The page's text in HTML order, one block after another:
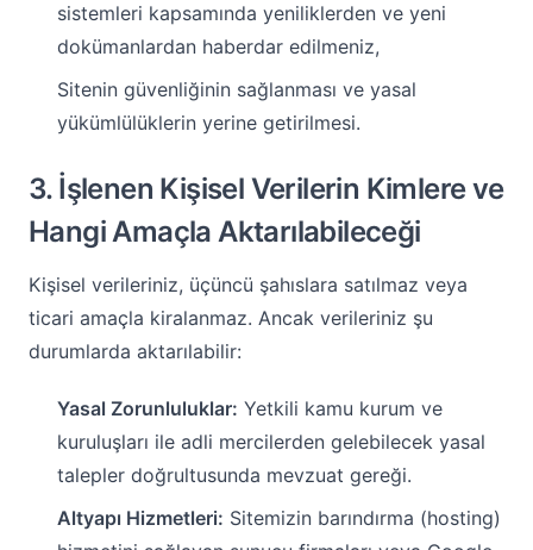
sistemleri kapsamında yeniliklerden ve yeni
dokümanlardan haberdar edilmeniz,
Sitenin güvenliğinin sağlanması ve yasal
yükümlülüklerin yerine getirilmesi.
3. İşlenen Kişisel Verilerin Kimlere ve
Hangi Amaçla Aktarılabileceği
Kişisel verileriniz, üçüncü şahıslara satılmaz veya
ticari amaçla kiralanmaz. Ancak verileriniz şu
durumlarda aktarılabilir:
Yasal Zorunluluklar: Yetkili kamu kurum ve
kuruluşları ile adli mercilerden gelebilecek yasal
talepler doğrultusunda mevzuat gereği.
Altyapı Hizmetleri: Sitemizin barındırma (hosting)